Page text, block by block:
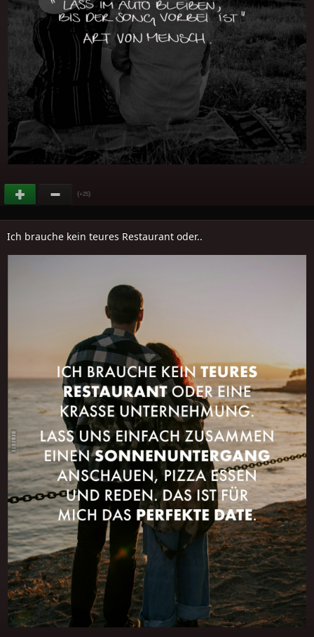
(+25)
Ich brauche kein teures Restaurant oder..